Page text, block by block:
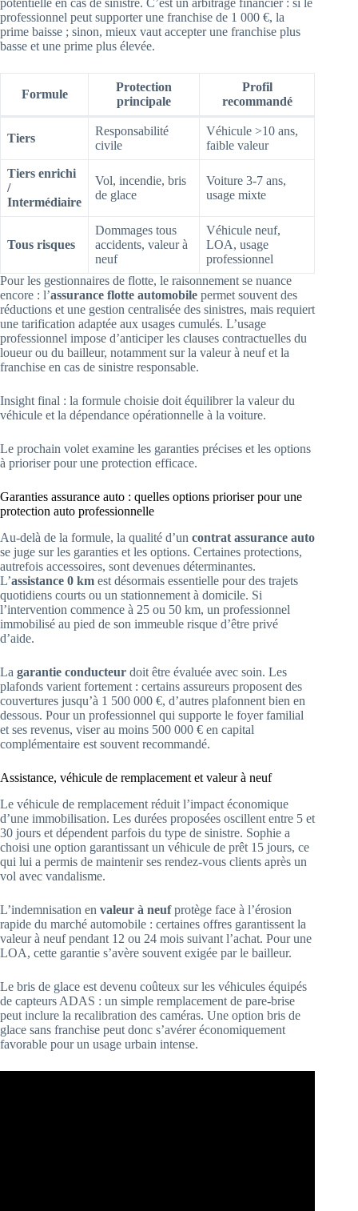
potentielle en cas de sinistre. C’est un arbitrage financier : si le
professionnel peut supporter une franchise de 1 000 €, la
prime baisse ; sinon, mieux vaut accepter une franchise plus
basse et une prime plus élevée.
Formule
Protection
principale
Profil
recommandé
Tiers
Responsabilité
civile
Véhicule >10 ans,
faible valeur
Tiers enrichi
/
Intermédiaire
Vol, incendie, bris
de glace
Voiture 3-7 ans,
usage mixte
Tous risques
Dommages tous
accidents, valeur à
neuf
Véhicule neuf,
LOA, usage
professionnel
Pour les gestionnaires de flotte, le raisonnement se nuance
encore : l’assurance flotte automobile permet souvent des
réductions et une gestion centralisée des sinistres, mais requiert
une tarification adaptée aux usages cumulés. L’usage
professionnel impose d’anticiper les clauses contractuelles du
loueur ou du bailleur, notamment sur la valeur à neuf et la
franchise en cas de sinistre responsable.
Insight final : la formule choisie doit équilibrer la valeur du
véhicule et la dépendance opérationnelle à la voiture.
Le prochain volet examine les garanties précises et les options
à prioriser pour une protection efficace.
Garanties assurance auto : quelles options prioriser pour une
protection auto professionnelle
Au-delà de la formule, la qualité d’un contrat assurance auto
se juge sur les garanties et les options. Certaines protections,
autrefois accessoires, sont devenues déterminantes.
L’assistance 0 km est désormais essentielle pour des trajets
quotidiens courts ou un stationnement à domicile. Si
l’intervention commence à 25 ou 50 km, un professionnel
immobilisé au pied de son immeuble risque d’être privé
d’aide.
La garantie conducteur doit être évaluée avec soin. Les
plafonds varient fortement : certains assureurs proposent des
couvertures jusqu’à 1 500 000 €, d’autres plafonnent bien en
dessous. Pour un professionnel qui supporte le foyer familial
et ses revenus, viser au moins 500 000 € en capital
complémentaire est souvent recommandé.
Assistance, véhicule de remplacement et valeur à neuf
Le véhicule de remplacement réduit l’impact économique
d’une immobilisation. Les durées proposées oscillent entre 5 et
30 jours et dépendent parfois du type de sinistre. Sophie a
choisi une option garantissant un véhicule de prêt 15 jours, ce
qui lui a permis de maintenir ses rendez‑vous clients après un
vol avec vandalisme.
L’indemnisation en valeur à neufprotège face à l’érosion
rapide du marché automobile : certaines offres garantissent la
valeur à neuf pendant 12 ou 24 mois suivant l’achat. Pour une
LOA, cette garantie s’avère souvent exigée par le bailleur.
Le bris de glace est devenu coûteux sur les véhicules équipés
de capteurs ADAS : un simple remplacement de pare‑brise
peut inclure la recalibration des caméras. Une option bris de
glace sans franchise peut donc s’avérer économiquement
favorable pour un usage urbain intense.